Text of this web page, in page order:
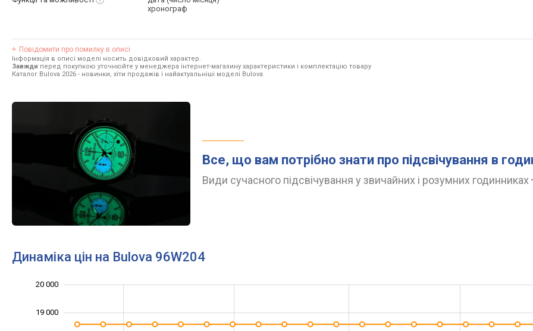
хронограф
Повідомити про помилку в описі
Інформація в описі моделі носить довідковий характер.
Завжди перед покупкою уточнюйте у менеджера інтернет-магазину характеристики і комплектацію товару
Каталог Bulova 2026 - новинки, хіти продажів і найактуальніші моделі Bulova.
Все, що вам потрібно знати про підсвічування в
Види сучасного підсвічування у звичайних і розумних годинниках
Динаміка цін на Bulova 96W204
19 000
20 000